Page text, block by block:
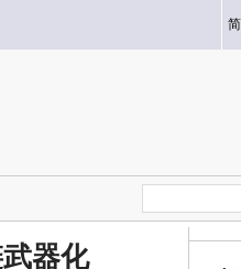
器化